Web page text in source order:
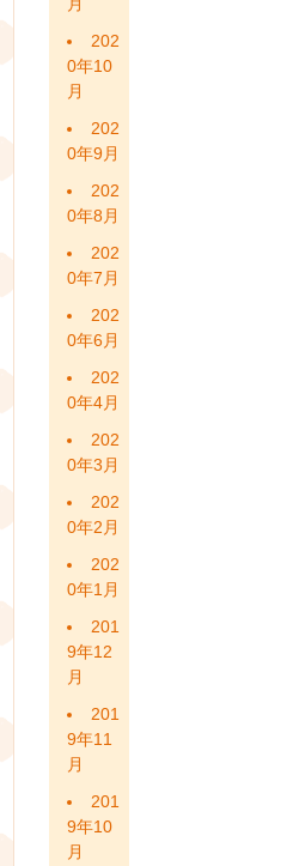
月
202
0年10
月
202
0年9月
202
0年8月
202
0年7月
202
0年6月
202
0年4月
202
0年3月
202
0年2月
202
0年1月
201
9年12
月
201
9年11
月
201
9年10
月